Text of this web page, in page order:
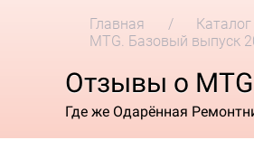
Главная Каталог
MTG. Базовый выпуск
Отзывы о
Где же Одарённая